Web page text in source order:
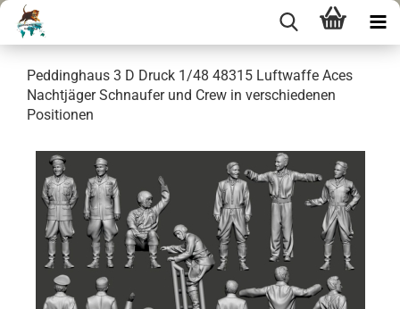
Peddinghaus 3 D Druck 1/48 48315 Luftwaffe Aces
Nachtjäger Schnaufer und Crew in verschiedenen
Positionen